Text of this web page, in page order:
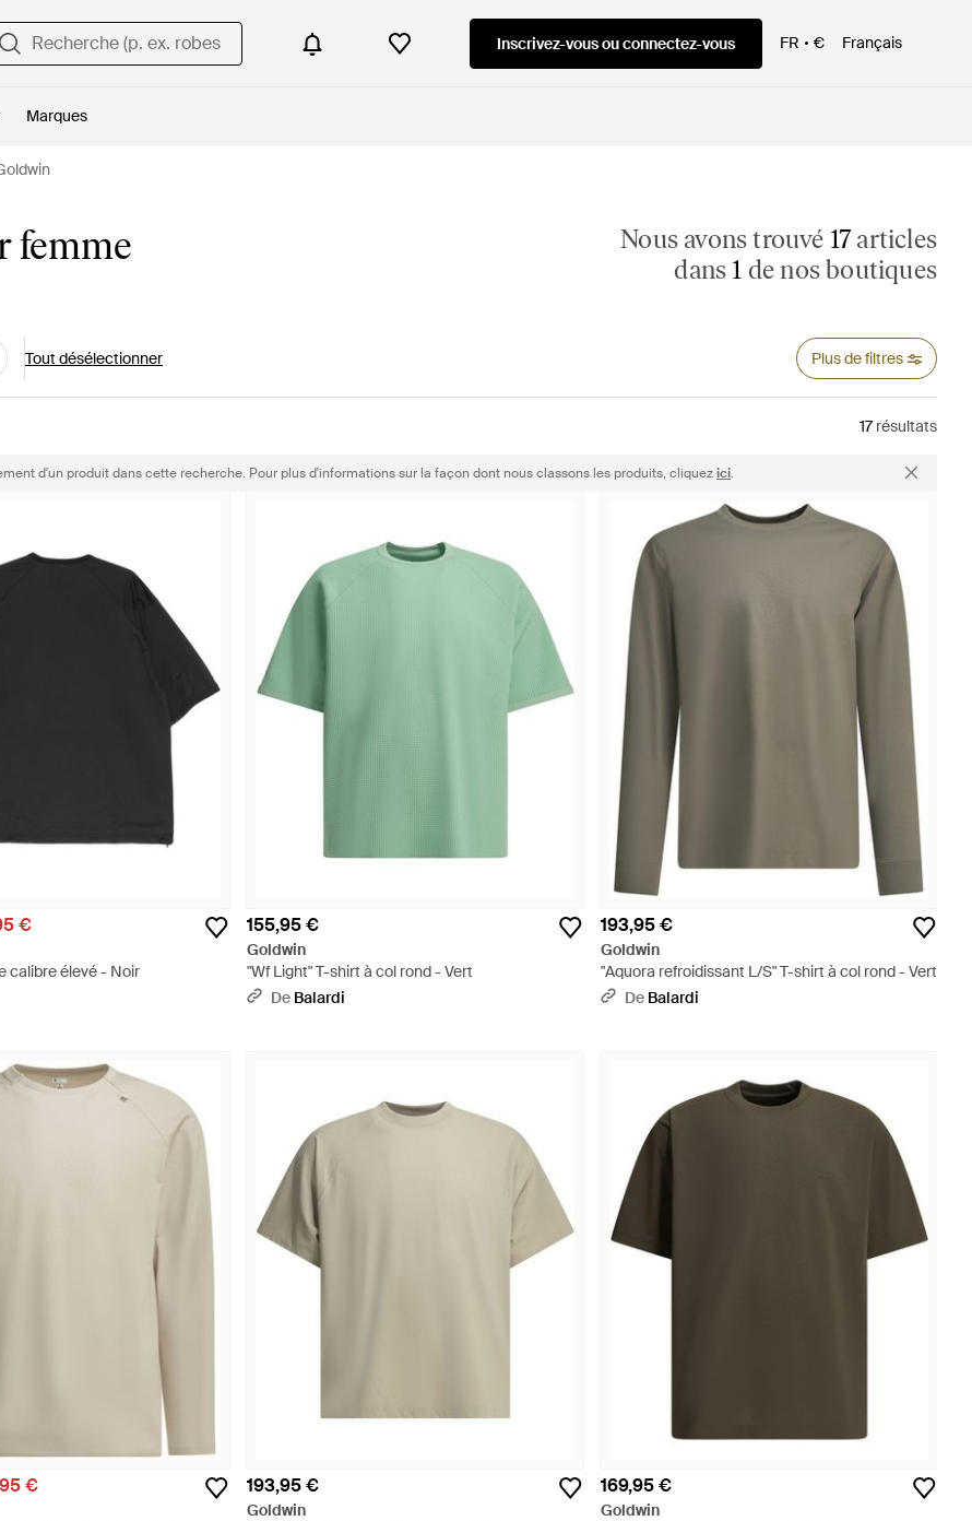
Inscrivez-vous ou connectez-vous FR € Français
Marques
femme Nous avons trouvé 17 articles
dans 1 de nos boutiques
Tout désélectionner Plus de filtres
17résultats
d'un produit dans cette recherche. Pour plus d'informations sur la façon dont nous classons les produits, cliquezici.
€
calibre élevé - Noir
155,95 €
Goldwin
"Wf Light" T-shirt à col rond - Vert
De Balardi
193,95 €
Goldwin
"Aquora refroidissant L/S" T-shirt à col rond - Vert
De Balardi
€ 193,95 €
Goldwin
169,95 €
Goldwin